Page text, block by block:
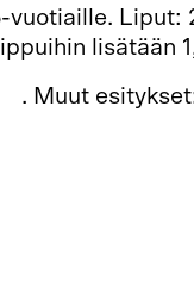
vuotiaille.
lisätään
. Muut